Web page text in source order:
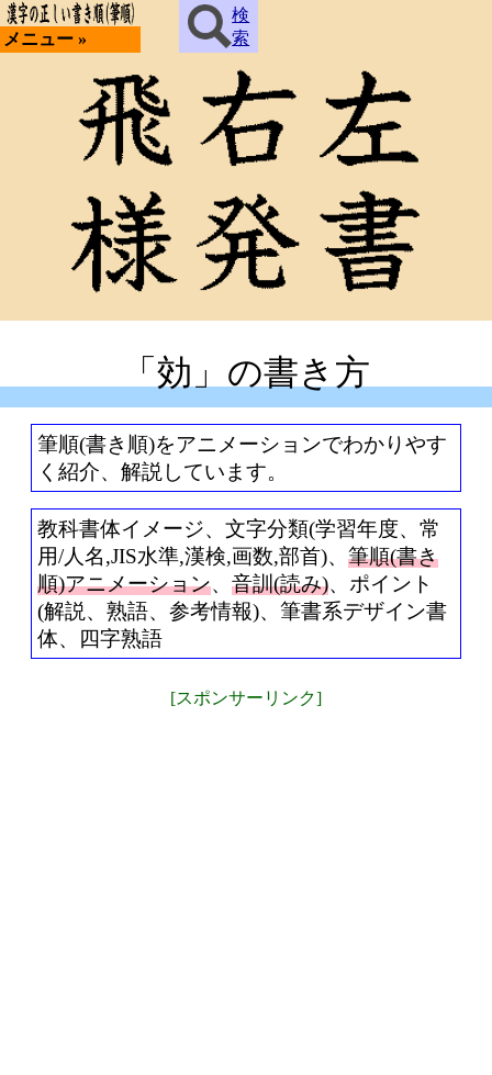
メニュー »
検
索
「効」の書き方
筆順(書き順)をアニメーションでわかりやす
く紹介、解説しています。
教科書体イメージ、文字分類(学習年度、常
用/人名,JIS水準,漢検,画数,部首)、 筆順(書き
順)アニメーション、 音訓(読み)、ポイント
(解説、熟語、参考情報)、筆書系デザイン書
体、四字熟語
[スポンサーリンク]